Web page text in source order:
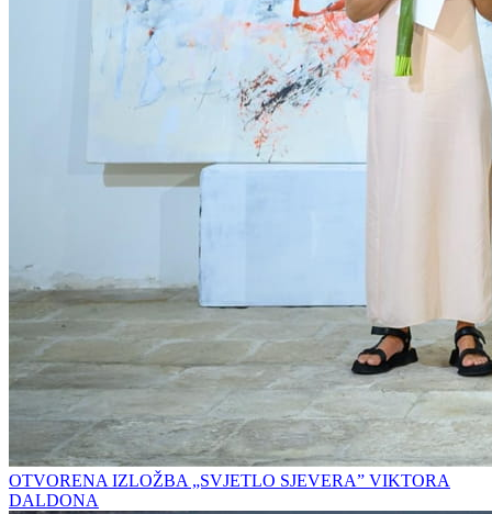
OTVORENA IZLOŽBA „SVJETLO SJEVERA” VIKTORA
DALDONA